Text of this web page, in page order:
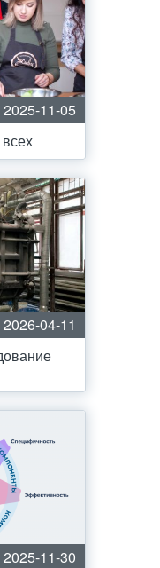
2025-11-05
2026-04-11
2025-11-30